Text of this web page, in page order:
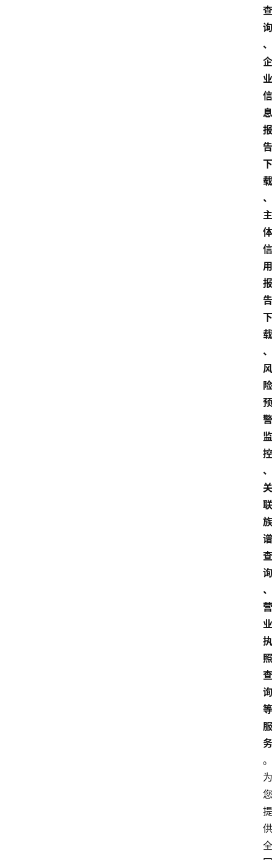
查
询
、
企
业
信
息
报
告
下
载
、
主
体
信
用
报
告
下
载
、
风
险
预
警
监
控
、
关
联
族
谱
查
询
、
营
业
执
照
查
询
等
服
务
。
为
您
提
供
全